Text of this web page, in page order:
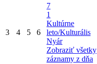
3 4 5 6
7
1
Kultúrne
leto/Kulturális
Nyár
Zobraziť všetky
záznamy z dňa